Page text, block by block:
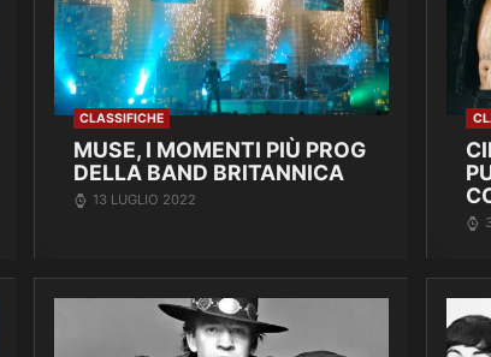
CLASSIFICHE
MUSE, I MOMENTI PIÙ PROG
DELLA BAND BRITANNICA
13 LUGLIO 2022